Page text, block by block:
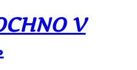
V